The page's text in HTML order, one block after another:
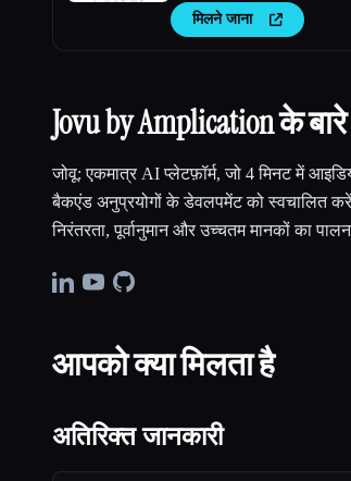
मिलने जाना
Jovu by Amplication के
जोवू: एकमात्र AI प्लेटफ़ॉर्म, जो 4 मिनट में
बैकएंड अनुप्रयोगों के डेवलपमेंट को स्वचालित
निरंतरता, पूर्वानुमान और उच्चतम मानकों का
आपको क्या मिलता है
अतिरिक्त जानकारी